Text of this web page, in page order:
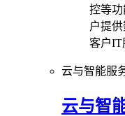
控等
户提
客户IT
云与智能服
云与智